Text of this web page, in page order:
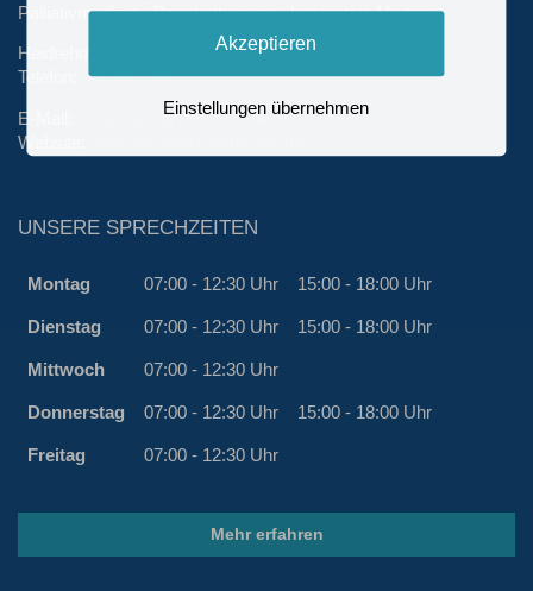
Palliativmedizin • Psychotherapie • Integrative Medizin
Heidrehmen 10 | 22589 Hamburg
Telefon:
0408669340
E-Mail:
info@hausarzt-iserbrook.de
Website:
UNSERE SPRECHZEITEN
Montag 07:00 - 12:30 Uhr 15:00 - 18:00 Uhr
Dienstag 07:00 - 12:30 Uhr 15:00 - 18:00 Uhr
Mittwoch 07:00 - 12:30 Uhr
Donnerstag 07:00 - 12:30 Uhr 15:00 - 18:00 Uhr
Freitag 07:00 - 12:30 Uhr
Mehr erfahren
Akzeptieren
Einstellungen übernehmen